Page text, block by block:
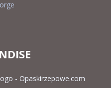
- Opaskirzepowe.com